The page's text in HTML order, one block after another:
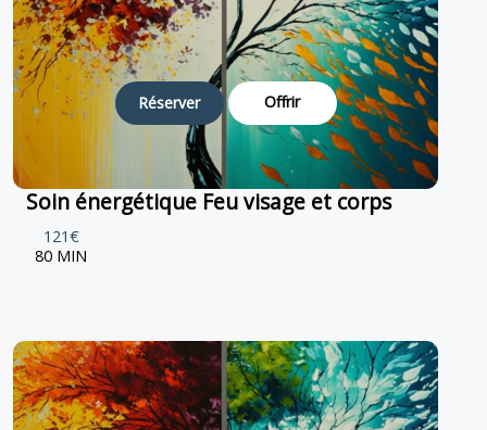
Réserver Offrir
Soin énergétique Feu visage et corps
121€
80 MIN